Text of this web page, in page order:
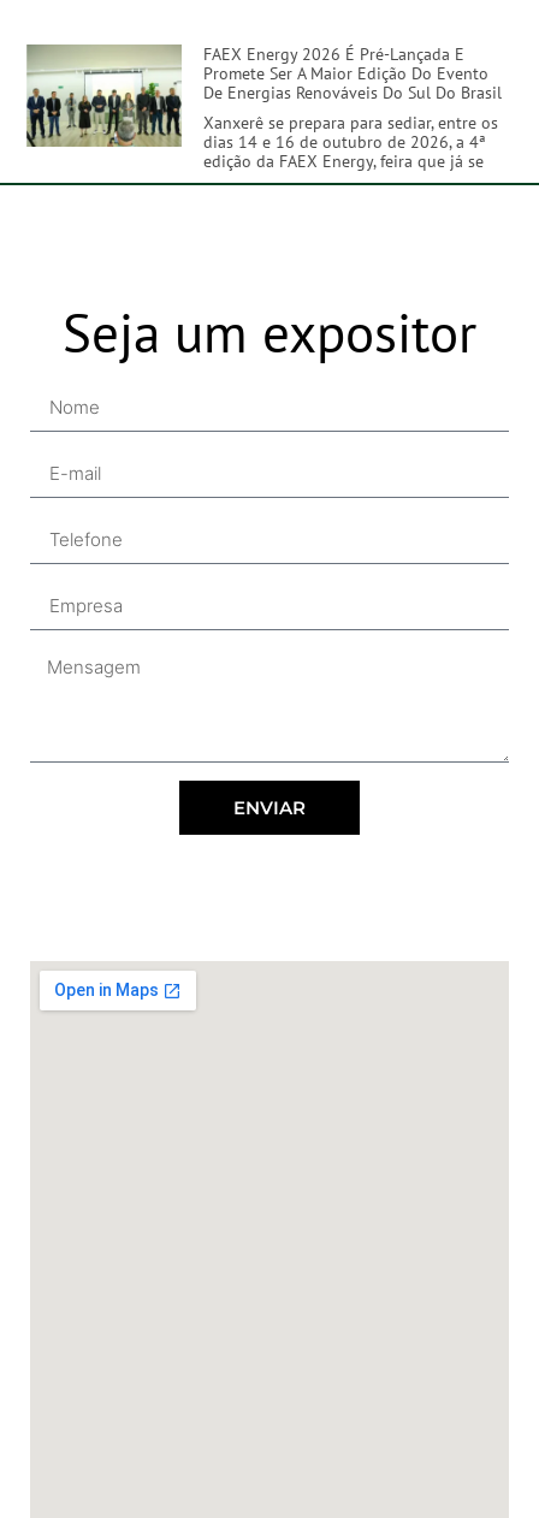
FAEX Energy 2026 É Pré-Lançada E
Promete Ser A Maior Edição Do Evento
De Energias Renováveis Do Sul Do Brasil
Xanxerê se prepara para sediar, entre os
dias 14 e 16 de outubro de 2026, a 4ª
edição da FAEX Energy, feira que já se
Seja um expositor
ENVIAR